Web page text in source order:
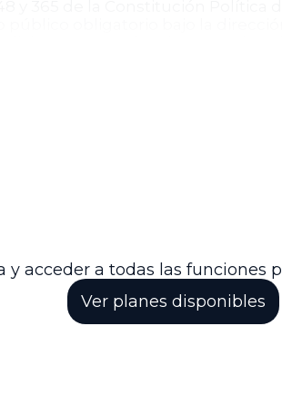
acceder a todas las funciones
Ver planes disponibles